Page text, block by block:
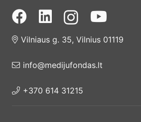
Vilniaus g. 35, Vilnius 01119
info@medijufondas.lt
+370 614 31215